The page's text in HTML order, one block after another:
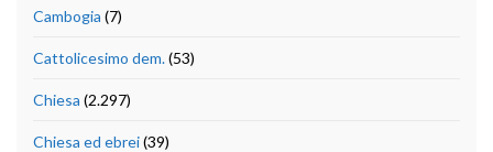
Cambogia (7)
Cattolicesimo dem.(53)
Chiesa (2.297)
Chiesa ed ebrei(39)